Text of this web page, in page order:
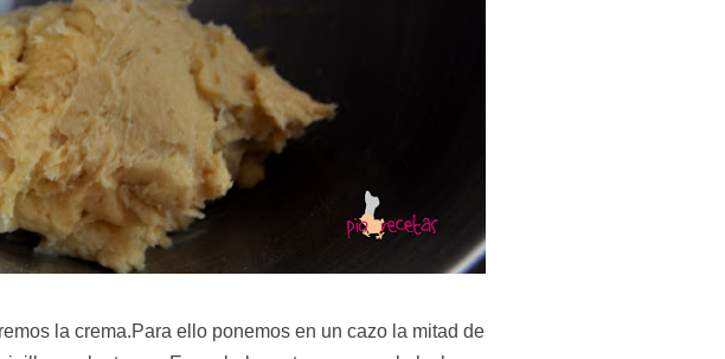
la crema.Para ello ponemos en un cazo la mitad de